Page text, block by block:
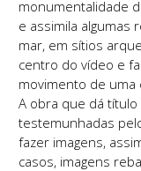
monumentalidade
e assimila
mar, em sítios
centro do vídeo e
movimento de uma
A obra que dá
testemunhadas
fazer imagens,
casos, imagens